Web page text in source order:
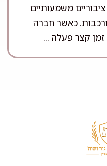
משמעותיים
כאשר חברה
זמן קצר פעלה ...